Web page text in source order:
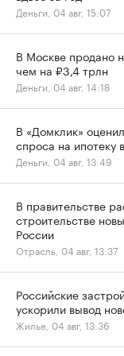
Деньги, 04 авг, 15:07
В Москве продано
чем на ₽3,4 трлн
Деньги, 04 авг, 14:18
В «Домклик»
спроса на ипотеку
Деньги, 04 авг, 13:49
В правительстве
строительстве
России
Отрасль, 04 авг, 13:37
Российские
ускорили вывод
Жилье, 04 авг, 13:36